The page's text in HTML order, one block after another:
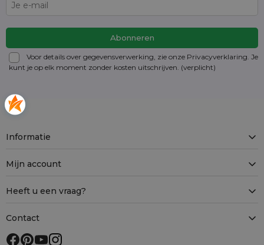
Voor details over gegevensverwerking, zie onze Privacyverklaring. Je
kunt je op elk moment zonder kosten uitschrijven. (verplicht)
Informatie
Mijn account
Heeft u een vraag?
Contact